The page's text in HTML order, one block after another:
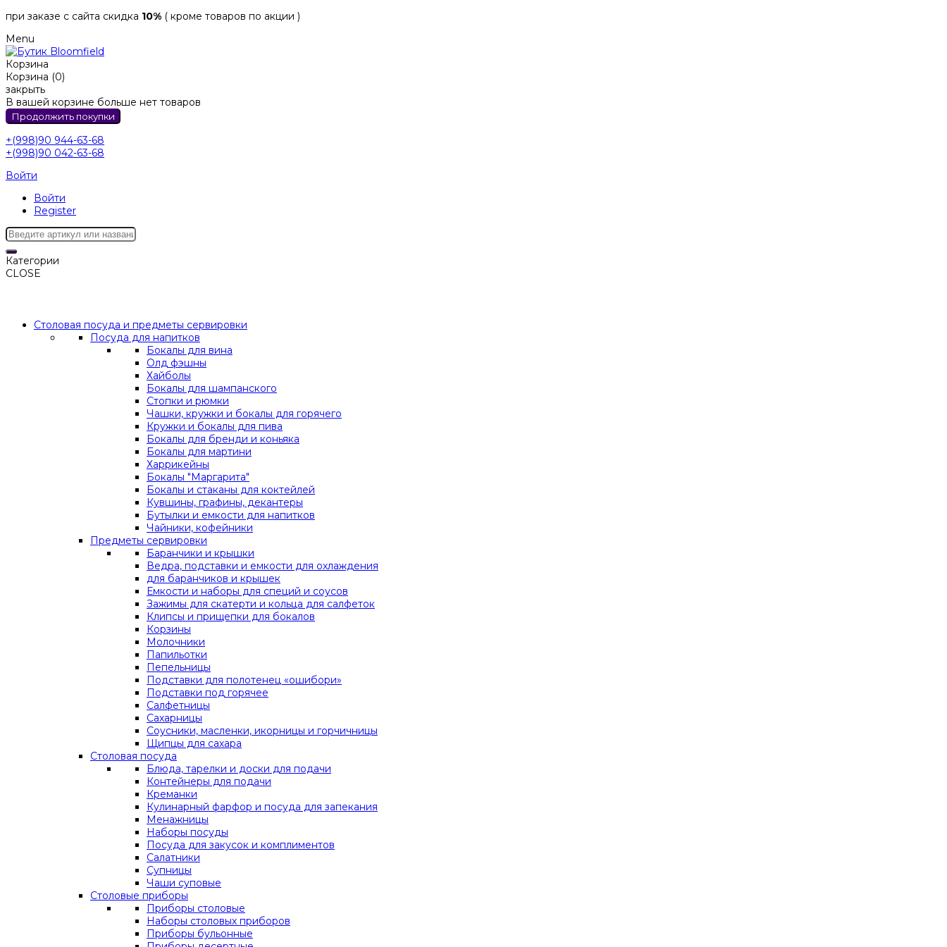
при заказе с сайта скидка 10% ( кроме товаров по акции )
Menu
Корзина
Корзина (0)
закрыть
В вашей корзине больше нет товаров
Продолжить покупки
+(998)90 944-63-68
+(998)90 042-63-68
Войти
Войти
Register
Категории
CLOSE
Столовая посуда и предметы сервировки
Посуда для напитков
Бокалы для вина
Олд фэшны
Хайболы
Бокалы для шампанского
Стопки и рюмки
Чашки, кружки и бокалы для горячего
Кружки и бокалы для пива
Бокалы для бренди и коньяка
Бокалы для мартини
Харрикейны
Бокалы "Маргарита"
Бокалы и стаканы для коктейлей
Кувшины, графины, декантеры
Бутылки и емкости для напитков
Чайники, кофейники
Предметы сервировки
Баранчики и крышки
Ведра, подставки и емкости для охлаждения
для баранчиков и крышек
Емкости и наборы для специй и соусов
Зажимы для скатерти и кольца для салфеток
Клипсы и прищепки для бокалов
Корзины
Молочники
Папильотки
Пепельницы
Подставки для полотенец «ошибори»
Подставки под горячее
Салфетницы
Сахарницы
Соусники, масленки, икорницы и горчичницы
Щипцы для сахара
Столовая посуда
Блюда, тарелки и доски для подачи
Контейнеры для подачи
Креманки
Кулинарный фарфор и посуда для запекания
Менажницы
Наборы посуды
Посуда для закусок и комплиментов
Салатники
Супницы
Чаши суповые
Столовые приборы
Приборы столовые
Наборы столовых приборов
Приборы бульонные